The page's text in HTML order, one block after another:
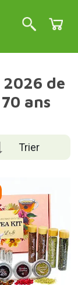
2026 de
ans
Trier